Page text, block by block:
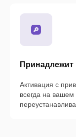
Принадлежит
Активация с
всегда на